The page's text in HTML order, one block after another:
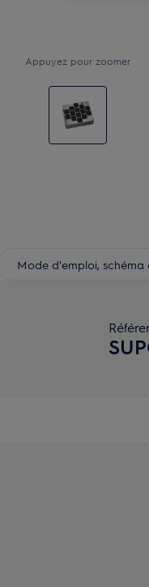
Appuyez pour zoomer
Mode d'emploi, schéma